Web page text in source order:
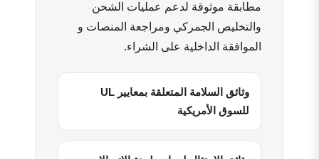
مطابقة موثوقة لدعم عمليات الشحن
والتخليص الجمركي ومراجعة المنصات و
الموافقة الداخلية على الشراء.
وثائق السلامة المتعلقة بمعايير UL
للسوق الأمريكية